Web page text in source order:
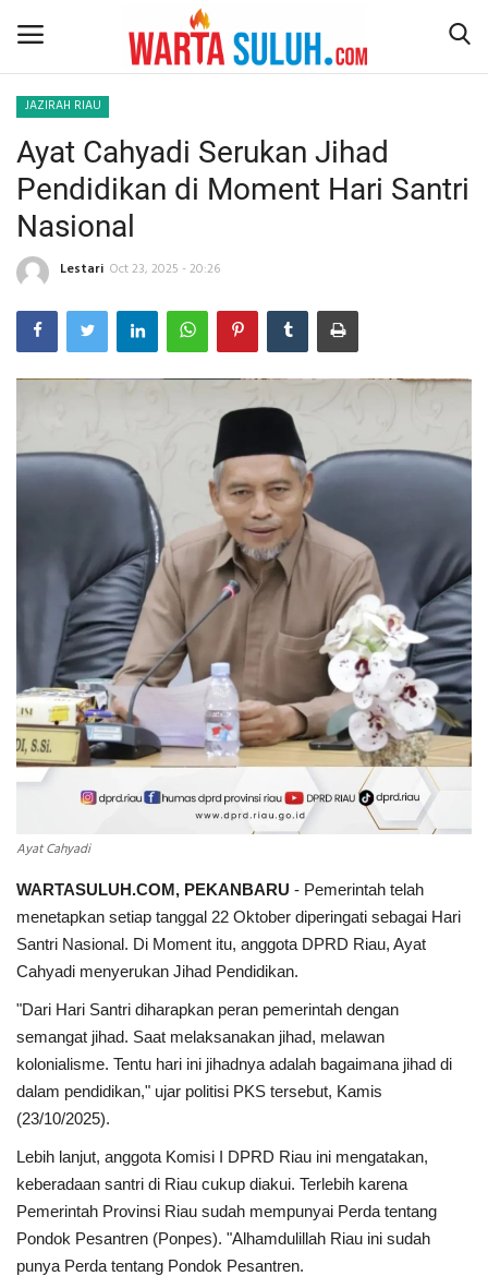
Home
NEWS
JAZIRAH RIAU
POLITIK
LIFESTYLE
HEALTHY
JAZIRAH RIAU
Ayat Cahyadi Serukan Jihad
Pendidikan di Moment Hari Santri
Nasional
Lestari Oct 23, 2025 - 20:26
Ayat Cahyadi
WARTASULUH.COM, PEKANBARU - Pemerintah telah
menetapkan setiap tanggal 22 Oktober diperingati sebagai Hari
Santri Nasional. Di Moment itu, anggota DPRD Riau, Ayat
Cahyadi menyerukan Jihad Pendidikan.
"Dari Hari Santri diharapkan peran pemerintah dengan
semangat jihad. Saat melaksanakan jihad, melawan
kolonialisme. Tentu hari ini jihadnya adalah bagaimana jihad di
dalam pendidikan," ujar politisi PKS tersebut, Kamis
(23/10/2025).
Lebih lanjut, anggota Komisi I DPRD Riau ini mengatakan,
keberadaan santri di Riau cukup diakui. Terlebih karena
Pemerintah Provinsi Riau sudah mempunyai Perda tentang
Pondok Pesantren (Ponpes). "Alhamdulillah Riau ini sudah
punya Perda tentang Pondok Pesantren.